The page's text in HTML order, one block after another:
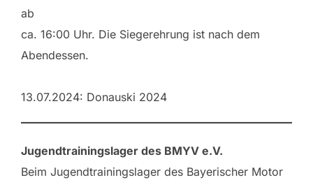
ab
ca. 16:00 Uhr. Die Siegerehrung ist nach dem
Abendessen.
13.07.2024: Donauski 2024
Jugendtrainingslager des BMYV e.V.
Beim Jugendtrainingslager des Bayerischer Motor